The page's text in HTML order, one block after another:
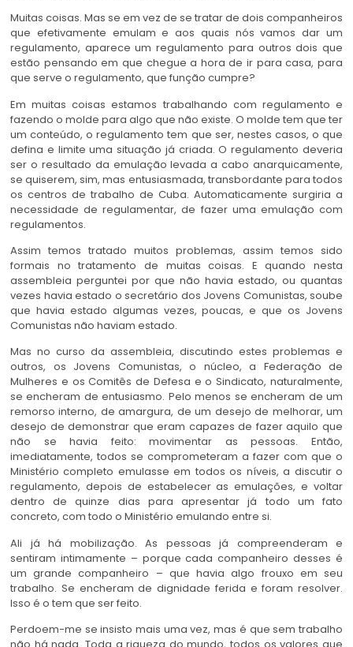
Muitas coisas. Mas se em vez de se tratar de dois companheiros
que efetivamente emulam e aos quais nós vamos dar um
regulamento, aparece um regulamento para outros dois que
estão pensando em que chegue a hora de ir para casa, para
que serve o regulamento, que função cumpre?
Em muitas coisas estamos trabalhando com regulamento e
fazendo o molde para algo que não existe. O molde tem que ter
um conteúdo, o regulamento tem que ser, nestes casos, o que
defina e limite uma situação já criada. O regulamento deveria
ser o resultado da emulação levada a cabo anarquicamente,
se quiserem, sim, mas entusiasmada, transbordante para todos
os centros de trabalho de Cuba. Automaticamente surgiria a
necessidade de regulamentar, de fazer uma emulação com
regulamentos.
Assim temos tratado muitos problemas, assim temos sido
formais no tratamento de muitas coisas. E quando nesta
assembleia perguntei por que não havia estado, ou quantas
vezes havia estado o secretário dos Jovens Comunistas, soube
que havia estado algumas vezes, poucas, e que os Jovens
Comunistas não haviam estado.
Mas no curso da assembleia, discutindo estes problemas e
outros, os Jovens Comunistas, o núcleo, a Federação de
Mulheres e os Comitês de Defesa e o Sindicato, naturalmente,
se encheram de entusiasmo. Pelo menos se encheram de um
remorso interno, de amargura, de um desejo de melhorar, um
desejo de demonstrar que eram capazes de fazer aquilo que
não se havia feito: movimentar as pessoas. Então,
imediatamente, todos se comprometeram a fazer com que o
Ministério completo emulasse em todos os níveis, a discutir o
regulamento, depois de estabelecer as emulações, e voltar
dentro de quinze dias para apresentar já todo um fato
concreto, com todo o Ministério emulando entre si.
Ali já há mobilização. As pessoas já compreenderam e
sentiram intimamente – porque cada companheiro desses é
um grande companheiro – que havia algo frouxo em seu
trabalho. Se encheram de dignidade ferida e foram resolver.
Isso é o tem que ser feito.
Perdoem-me se insisto mais uma vez, mas é que sem trabalho